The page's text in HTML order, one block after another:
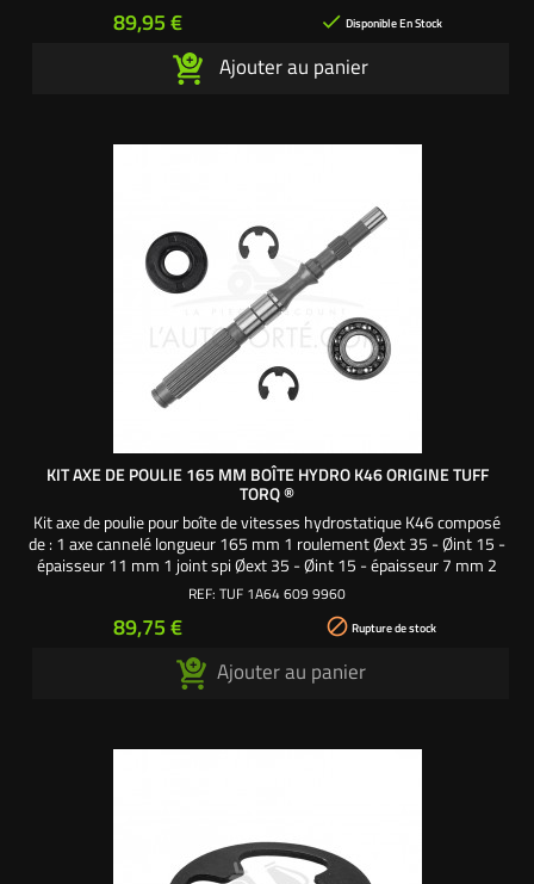
Référence origine :...
Prix
89,95 €  Disponible En Stock
Ajouter au panier
KIT AXE DE POULIE 165 MM BOÎTE HYDRO K46 ORIGINE TUFF
TORQ ®
Kit axe de poulie pour boîte de vitesses hydrostatique K46 composé
de : 1 axe cannelé longueur 165 mm 1 roulement Øext 35 - Øint 15 -
épaisseur 11 mm 1 joint spi Øext 35 - Øint 15 - épaisseur 7 mm 2
clips Øext 23 - Øint 13 mm Référence origine : 1A646099960SAV -
REF: TUF 1A64 609 9960
Prix
89,75 €  Rupture de stock
Ajouter au panier